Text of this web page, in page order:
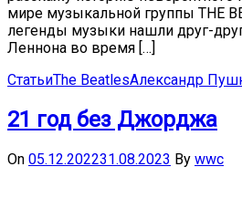
мире музыкальной группы THE
легенды музыки нашли друг-
Леннона во время […]
СтатьиThe BeatlesАлександр
21 год без Джорджа
On 05.12.202231.08.2023 By wwc